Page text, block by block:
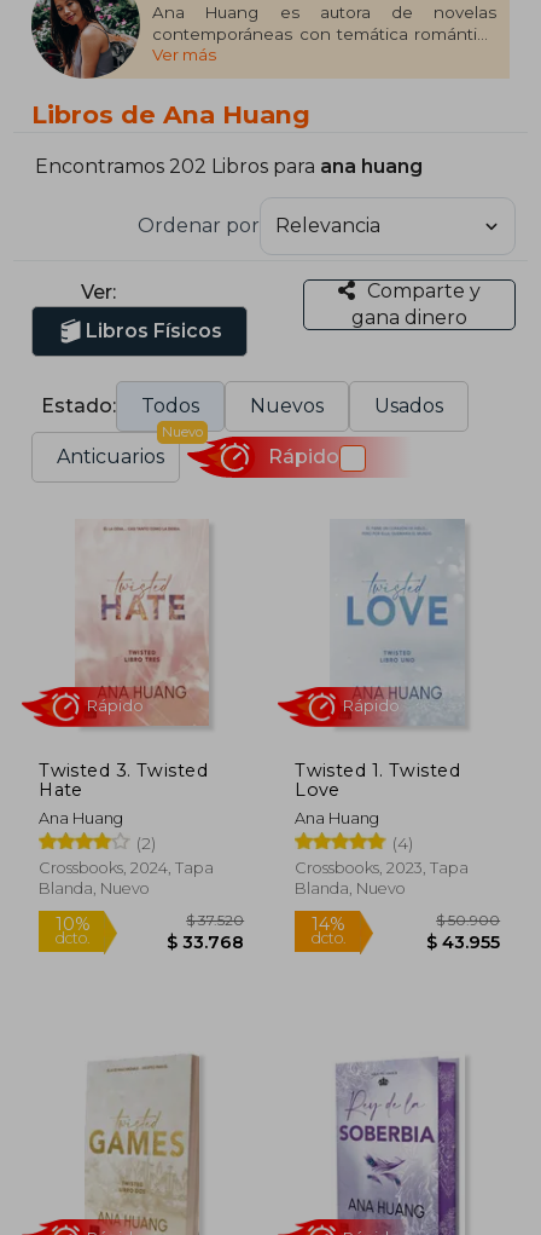
Ana Huang es autora de novelas
contemporáneas con temática romántica
y erótica. Sus historias pueden ser
increíblemente optimistas o muy oscuras,
acompañado de chismes y muchos chicos
está obsesionada con el chocolate
caliente y mantiene varias relaciones
simultáneas con novios imaginarios.
Ver más
Libros de Ana Huang
Encontramos 202 Libros para ana huang
Ordenar por
Ver:
Libros Físicos
Comparte y
gana dinero
Estado: Todos Nuevos Usados
Anticuarios
Nuevo
Rápido
Twisted 3. Twisted
Hate
Ana Huang
(2)
Crossbooks, 2024, Tapa
Blanda, Nuevo
Rápido
Twisted 1. Twisted
Love
Ana Huang
(4)
Crossbooks, 2023, Tapa
Blanda, Nuevo
14%
dcto.
Rápido